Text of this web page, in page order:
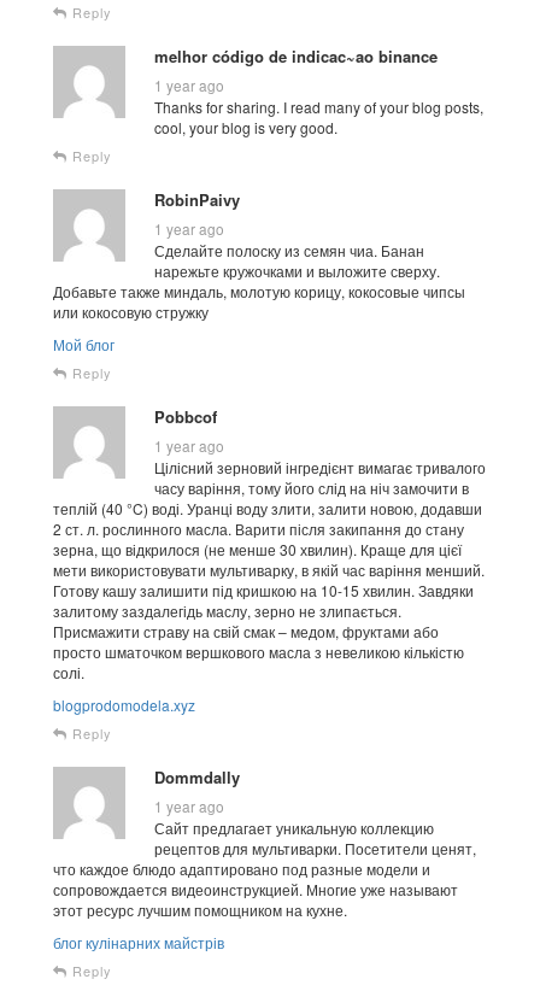
Reply
melhor código de indicac~ao binance
1 year ago
Thanks for sharing. I read many of your blog posts,
cool, your blog is very good.
Reply
RobinPaivy
1 year ago
Сделайте полоску из семян чиа. Банан
нарежьте кружочками и выложите сверху.
Добавьте также миндаль, молотую корицу, кокосовые чипсы
или кокосовую стружку
Мой блог
Reply
Pobbcof
1 year ago
Цілісний зерновий інгредієнт вимагає тривалого
часу варіння, тому його слід на ніч замочити в
теплій (40 °C) воді. Уранці воду злити, залити новою, додавши
2 ст. л. рослинного масла. Варити після закипання до стану
зерна, що відкрилося (не менше 30 хвилин). Краще для цієї
мети використовувати мультиварку, в якій час варіння менший.
Готову кашу залишити під кришкою на 10-15 хвилин. Завдяки
залитому заздалегідь маслу, зерно не злипається.
Присмажити страву на свій смак – медом, фруктами або
просто шматочком вершкового масла з невеликою кількістю
солі.
blogprodomodela.xyz
Reply
Dommdally
1 year ago
Сайт предлагает уникальную коллекцию
рецептов для мультиварки. Посетители ценят,
что каждое блюдо адаптировано под разные модели и
сопровождается видеоинструкцией. Многие уже называют
этот ресурс лучшим помощником на кухне.
блог кулінарних майстрів
Reply